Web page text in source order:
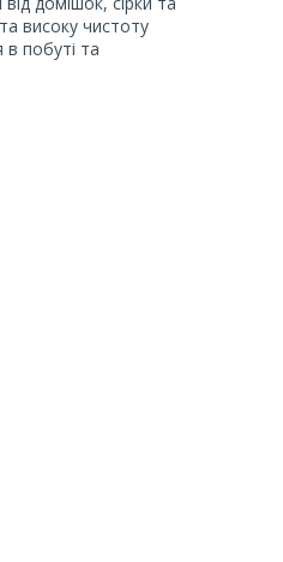
високу чистоту
побуті та